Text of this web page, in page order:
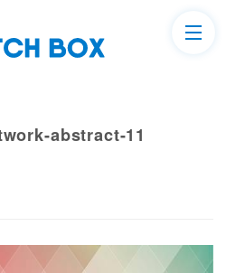
abstract-11